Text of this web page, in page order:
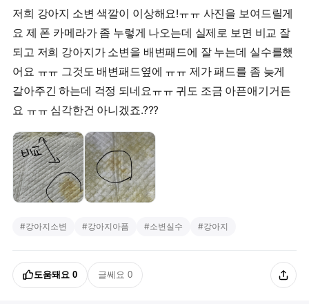
저희 강아지 소변 색깔이 이상해요!ㅠㅠ 사진을 보여드릴게
요 제 폰 카메라가 좀 누렇게 나오는데 실제로 보면 비교 잘
되고 저희 강아지가 소변을 배변패드에 잘 누는데 실수를했
어요 ㅠㅠ 그것도 배변패드옆에 ㅠㅠ 제가 패드를 좀 늦게
갈아주긴 하는데 걱정 되네요ㅠㅠ 귀도 조금 아픈애기거든
요 ㅠㅠ 심각한건 아니겠죠.???
#강아지소변 #강아지아픔 #소변실수 #강아지
도움돼요 0 글쎄요 0